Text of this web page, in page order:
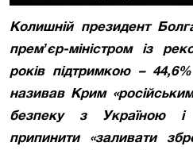
Колишній президент
премʼєр-міністром із
років підтримкою –
називав Крим
безпеку з Україною і
припинити «заливати